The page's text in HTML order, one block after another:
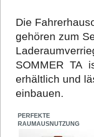
Die
gehören zum
SOMMER TA
erhältlich und
einbauen.
PERFEKTE
RAUMAUSNUTZUNG